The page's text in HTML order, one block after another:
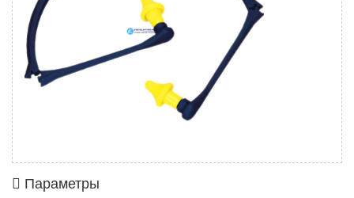
Параметры